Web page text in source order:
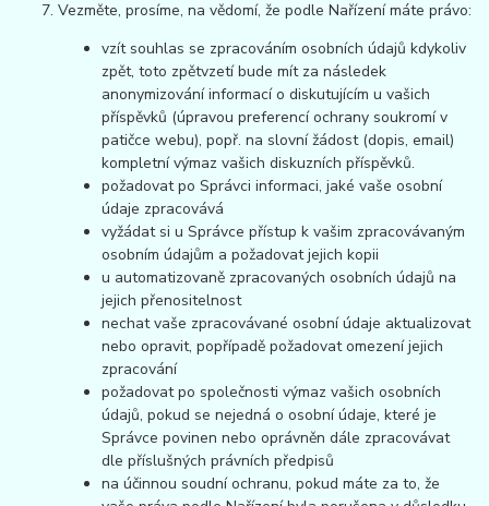
Vezměte, prosíme, na vědomí, že podle Nařízení máte právo:
vzít souhlas se zpracováním osobních údajů kdykoliv
zpět, toto zpětvzetí bude mít za následek
anonymizování informací o diskutujícím u vašich
příspěvků (úpravou preferencí ochrany soukromí v
patičce webu), popř. na slovní žádost (dopis, email)
kompletní výmaz vašich diskuzních příspěvků.
požadovat po Správci informaci, jaké vaše osobní
údaje zpracovává
vyžádat si u Správce přístup k vašim zpracovávaným
osobním údajům a požadovat jejich kopii
u automatizovaně zpracovaných osobních údajů na
jejich přenositelnost
nechat vaše zpracovávané osobní údaje aktualizovat
nebo opravit, popřípadě požadovat omezení jejich
zpracování
požadovat po společnosti výmaz vašich osobních
údajů, pokud se nejedná o osobní údaje, které je
Správce povinen nebo oprávněn dále zpracovávat
dle příslušných právních předpisů
na účinnou soudní ochranu, pokud máte za to, že